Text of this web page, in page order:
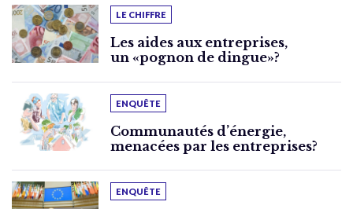
LE CHIFFRE
Les aides aux entreprises,
un «pognon de dingue»?
ENQUÊTE
Communautés d’énergie,
menacées par les entreprises?
ENQUÊTE